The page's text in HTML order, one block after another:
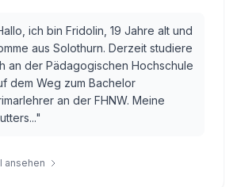
ich bin Fridolin, 19 Jahre alt und
aus Solothurn. Derzeit studiere
an der Pädagogischen Hochschule
dem Weg zum Bachelor
an der FHNW. Meine
"
ansehen